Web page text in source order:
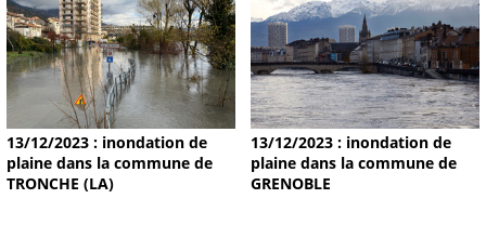
13/12/2023 : inondation de
plaine dans la commune de
TRONCHE (LA)
13/12/2023 : inondation de
plaine dans la commune de
GRENOBLE